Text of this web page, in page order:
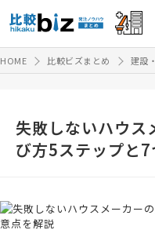
HOME 比較ビズまとめ 建設
失敗しないハウス
び方5ステップと